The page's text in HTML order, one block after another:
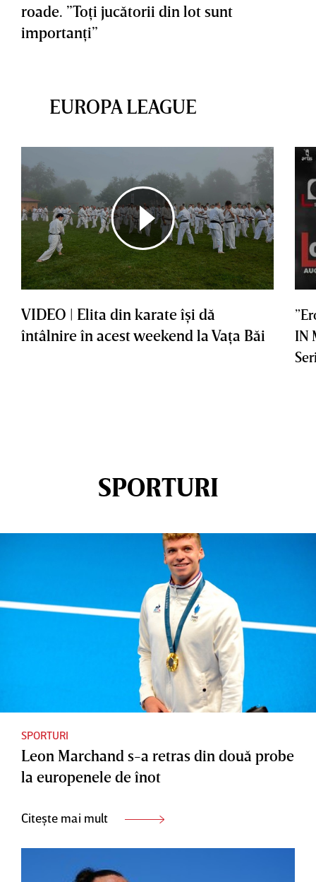
roade. ”Toţi jucătorii din lot sunt
importanţi”
EUROPA LEAGUE
VIDEO | Elita din karate îşi dă
întâlnire în acest weekend la Vaţa Băi
IN
SPORTURI
SPORTURI
Leon Marchand s-a retras din două probe
la europenele de înot
Citește mai mult